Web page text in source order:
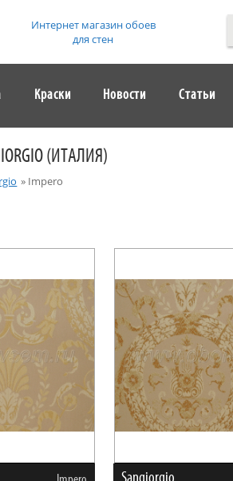
Интернет магазин обоев
для стен
Краски Новости Статьи
(ИТАЛИЯ)
» Impero